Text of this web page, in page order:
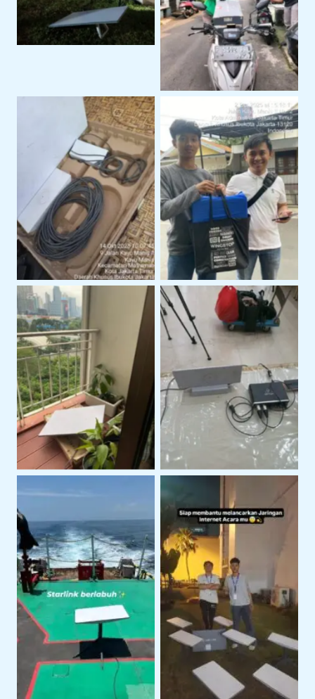
ke Lokasi Proyek Klien
Perangkat Starlink
Siap Pakai Untuk
Operasional
Serah Terima Sewa
Starlink Di Area
Jakarta Timur
Layanan Support
Teknis Starlink di
Lokasi Klien
Instalasi Starlink Gen 3
Untuk Koneksi Internet
Area Terbuka
Penggunaan Starlink di
Area Perairan
Penggunaan Starlink
Untuk Kegiatan
Lapangan